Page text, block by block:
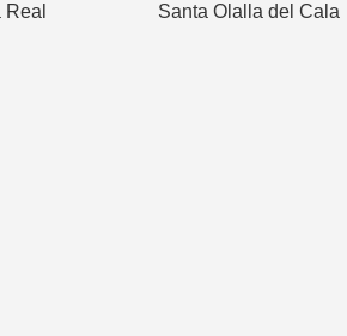
Santa Olalla del Cala